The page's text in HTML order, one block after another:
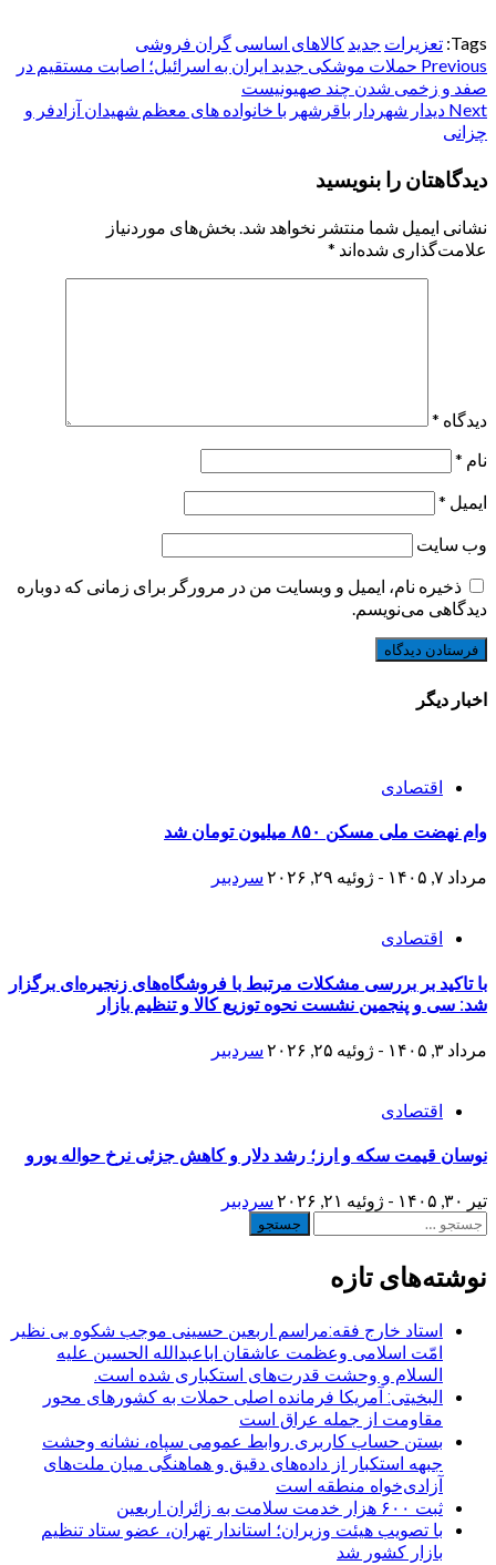
Tags: تعزیرات جدید کالاهای اساسی گران فروشی
Post
navigation
Previous حملات موشکی جدید ایران به اسرائیل؛ اصابت مستقیم در
صفد و زخمی شدن چند صهیونیست
Next دیدار شهردار باقرشهر با خانواده های معظم شهیدان آزادفر و
چزانی
دیدگاهتان را بنویسید
نشانی ایمیل شما منتشر نخواهد شد. بخش‌های موردنیاز
علامت‌گذاری شده‌اند *
دیدگاه *
نام *
ایمیل *
وب‌ سایت
ذخیره نام، ایمیل و وبسایت من در مرورگر برای زمانی که دوباره
دیدگاهی می‌نویسم.
اخبار دیگر
اقتصادی
وام نهضت ملی مسکن ۸۵۰ میلیون تومان شد
مرداد ۷, ۱۴۰۵ - ژوئیه ۲۹, ۲۰۲۶ سردبیر
اقتصادی
با تاکید بر بررسی مشکلات مرتبط با فروشگاه‌های زنجیره‌ای برگزار
شد: سی و پنجمین نشست نحوه توزیع کالا و تنظیم بازار
مرداد ۳, ۱۴۰۵ - ژوئیه ۲۵, ۲۰۲۶ سردبیر
اقتصادی
نوسان قیمت سکه و ارز؛ رشد دلار و کاهش جزئی نرخ حواله یورو
تیر ۳۰, ۱۴۰۵ - ژوئیه ۲۱, ۲۰۲۶
سردبیر
جستجو
نوشته‌های تازه
استاد خارج فقه:مراسم اربعین حسینی موجب شکوه بی نظیر
امّت اسلامی وعظمت عاشقان اباعبدالله الحسین علیه
السلام و وحشت قدرت‌های استکباری شده است.
البخیتی: آمریکا فرمانده اصلی حملات به کشورهای محور
مقاومت از جمله عراق است
بستن حساب کاربری روابط عمومی سپاه، نشانه‌ وحشت
جبهه استکبار از داده‌های دقیق و هماهنگی میان ملت‌های
آزادی‌خواه منطقه است
ثبت ۶۰۰ هزار خدمت سلامت به زائران اربعین
با تصویب هیئت وزیران؛ استاندار تهران، عضو ستاد تنظیم
بازار کشور شد